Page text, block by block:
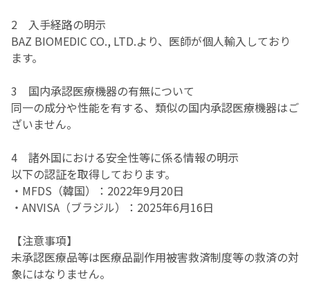
2 入手経路の明示
BAZ BIOMEDIC CO., LTD.より、医師が個人輸入しており
ます。
3 国内承認医療機器の有無について
同一の成分や性能を有する、類似の国内承認医療機器はご
ざいません。
4 諸外国における安全性等に係る情報の明示
以下の認証を取得しております。
・MFDS（韓国）：2022年9月20日
・ANVISA（ブラジル）：2025年6月16日
【注意事項】
未承認医療品等は医療品副作用被害救済制度等の救済の対
象にはなりません。